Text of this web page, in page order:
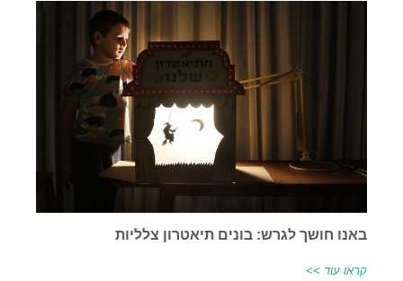
באנו חושך לגרש: בונים תיאטרון צלליות
קראו עוד >>